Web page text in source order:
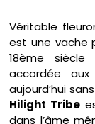
Véritable
est une vache
18ème
accordée aux
aujourd’hui
Hilight Tribe
dans l’âme